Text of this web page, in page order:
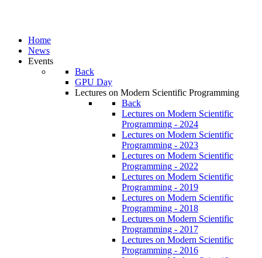
Home
News
Events
Back
GPU Day
Lectures on Modern Scientific Programming
Back
Lectures on Modern Scientific
Programming - 2024
Lectures on Modern Scientific
Programming - 2023
Lectures on Modern Scientific
Programming - 2022
Lectures on Modern Scientific
Programming - 2019
Lectures on Modern Scientific
Programming - 2018
Lectures on Modern Scientific
Programming - 2017
Lectures on Modern Scientific
Programming - 2016